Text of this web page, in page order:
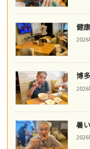
健
2026
博
2026
暑
2026